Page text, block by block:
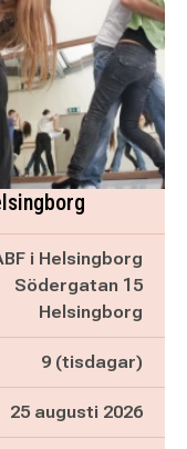
i Helsingborg
Södergatan 15
Helsingborg
9 (tisdagar)
25 augusti 2026